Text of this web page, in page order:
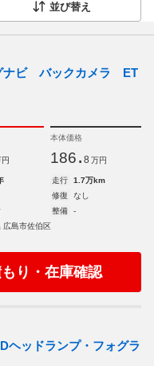
並び替え
ナビ バックカメラ ET
円
本体価格
186. 8 万円
走行
1.7万km
修復
なし
整備
-
広島市佐伯区
もり・在庫確認
ヘッドランプ・フォグラ